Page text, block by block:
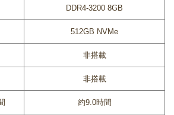
DDR4-3200 8GB
512GB NVMe
非搭載
非搭載
約9.0時間